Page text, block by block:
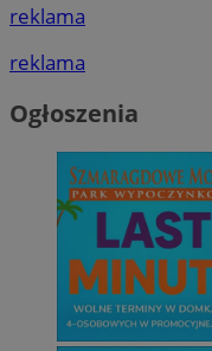
reklama
reklama
Ogłoszenia